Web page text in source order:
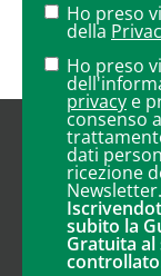
Ho preso
della
Ho preso
privacy e
consenso
dati
ricezione
Newsletter.
subito la
Gratuita al